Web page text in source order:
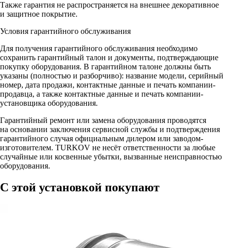
Также гарантия не распространяется на внешнее декоративное
и защитное покрытие.
Условия гарантийного обслуживания
Для получения гарантийного обслуживания необходимо
сохранить гарантийный талон и документы, подтверждающие
покупку оборудования. В гарантийном талоне должны быть
указаны (полностью и разборчиво): название модели, серийный
номер, дата продажи, контактные данные и печать компании-
продавца, а также контактные данные и печать компании-
установщика оборудования.
Гарантийный ремонт или замена оборудования проводятся
на основании заключения сервисной службы и подтверждения
гарантийного случая официальным дилером или заводом-
изготовителем. TURKOV не несёт ответственности за любые
случайные или косвенные убытки, вызванные неисправностью
оборудования.
С этой установкой покупают